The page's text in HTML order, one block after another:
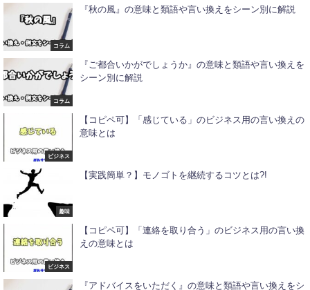
コラム
『秋の風』の意味と類語や言い換えをシーン別に解説
コラム
『ご都合いかがでしょうか』の意味と類語や言い換えを
シーン別に解説
ビジネス
【コピペ可】「感じている」のビジネス用の言い換えの
意味とは
趣味
【実践簡単？】モノゴトを継続するコツとは?!
ビジネス
【コピペ可】「連絡を取り合う」のビジネス用の言い換
えの意味とは
『アドバイスをいただく』の意味と類語や言い換えをシ